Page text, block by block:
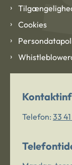
Cookies
Telefon: 33